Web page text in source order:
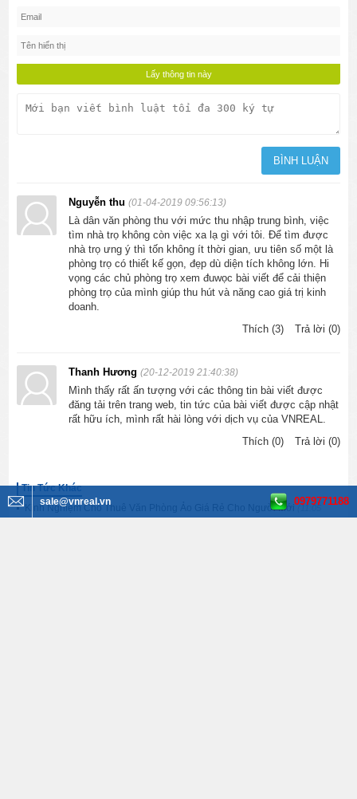
Nguyễn thu(01-04-2019 09:56:13)
Là dân văn phòng thu với mức thu nhập trung bình, việc
tìm nhà trọ không còn việc xa lạ gì với tôi. Để tìm được
nhà trọ ưng ý thì tốn không ít thời gian, ưu tiên số một là
phòng trọ có thiết kế gọn, đẹp dù diện tích không lớn. Hi
vọng các chủ phòng trọ xem đuwọc bài viết để cải thiện
phòng trọ của mình giúp thu hút và năng cao giá trị kinh
doanh.
Thích (3)
Trả lời (0)
Thanh Hương(20-12-2019 21:40:38)
Mình thấy rất ấn tượng với các thông tin bài viết được
đăng tải trên trang web, tin tức của bài viết được cập nhật
rất hữu ích, mình rất hài lòng với dịch vụ của VNREAL.
Thích (0)
Trả lời (0)
Tin Tức Khác
Kinh Nghiệm Cho Thuê Văn Phòng Ảo Giá Rẻ Cho Người Mới(11:05
sale@vnreal.vn 0979771188